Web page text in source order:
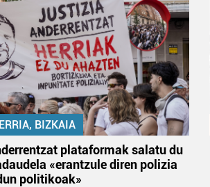
BIZKAIA
plataformak salatu du
«erantzule diren polizia
politikoak»